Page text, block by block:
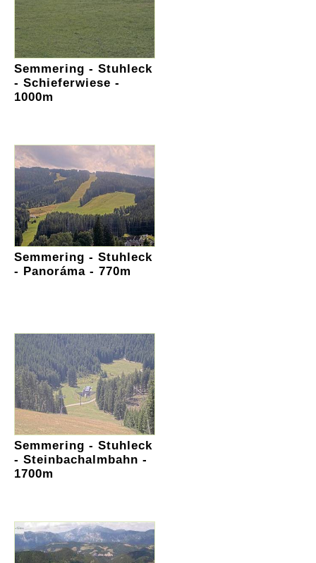
Semmering - Stuhleck
- Schieferwiese -
1000m
Semmering - Stuhleck
- Panoráma - 770m
Semmering - Stuhleck
- Steinbachalmbahn -
1700m